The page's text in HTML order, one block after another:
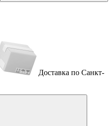
Доставка по Санкт-